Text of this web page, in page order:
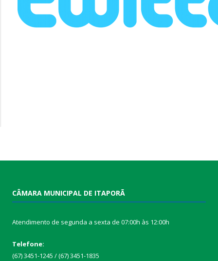
CÂMARA MUNICIPAL DE ITAPORÃ
Atendimento de segunda a sexta de 07:00h às 12:00h
Telefone:
(67) 3451-1245 / (67) 3451-1835